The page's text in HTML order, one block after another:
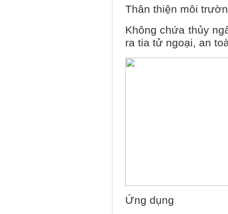
Thân thiện môi
Không chứa thủy
ra tia tử ngoại, an
Ứng dụng